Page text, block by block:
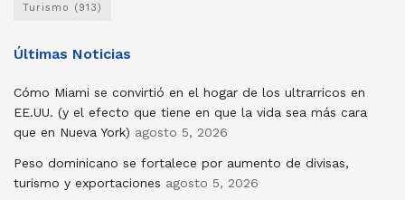
Turismo (913)
Últimas Noticias
Cómo Miami se convirtió en el hogar de los ultrarricos en
EE.UU. (y el efecto que tiene en que la vida sea más cara
que en Nueva York) agosto 5, 2026
Peso dominicano se fortalece por aumento de divisas,
turismo y exportaciones agosto 5, 2026